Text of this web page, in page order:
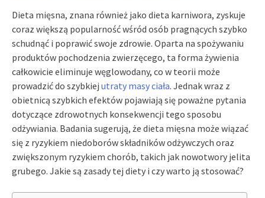
Dieta mięsna, znana również jako dieta karniwora, zyskuje
coraz większą popularność wśród osób pragnących szybko
schudnąć i poprawić swoje zdrowie. Oparta na spożywaniu
produktów pochodzenia zwierzęcego, ta forma żywienia
całkowicie eliminuje węglowodany, co w teorii może
prowadzić do szybkiej utraty masy ciała. Jednak wraz z
obietnicą szybkich efektów pojawiają się poważne pytania
dotyczące zdrowotnych konsekwencji tego sposobu
odżywiania. Badania sugerują, że dieta mięsna może wiązać
się z ryzykiem niedoborów składników odżywczych oraz
zwiększonym ryzykiem chorób, takich jak nowotwory jelita
grubego. Jakie są zasady tej diety i czy warto ją stosować?